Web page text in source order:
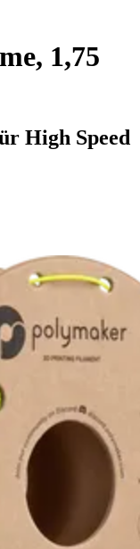
1,75
High Speed